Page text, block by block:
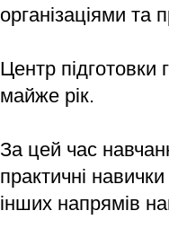
організаціями та
Центр підготовки
майже рік.
За цей час
практичні
інших напрямів